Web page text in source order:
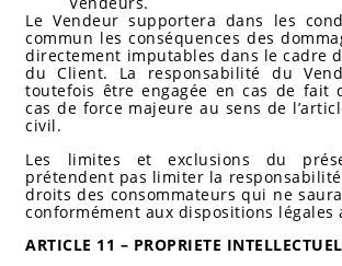
Le Vendeur supportera dans les
commun les conséquences des
directement imputables dans le cadre
du Client. La responsabilité du
toutefois être engagée en cas de fait
cas de force majeure au sens de
civil.
Les limites et exclusions du
prétendent pas limiter la
droits des consommateurs qui ne
conformément aux dispositions légales
ARTICLE 11 – PROPRIETE